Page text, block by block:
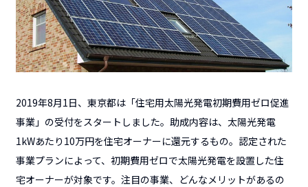
2019年8月1日、東京都は「住宅用太陽光発電初期費用ゼロ促進
事業」の受付をスタートしました。助成内容は、太陽光発電
1kWあたり10万円を住宅オーナーに還元するもの。認定された
事業プランによって、初期費用ゼロで太陽光発電を設置した住
宅オーナーが対象です。注目の事業、どんなメリットがあるの